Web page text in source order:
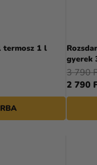
termosz 1 l
gyerek
2 790
3 790